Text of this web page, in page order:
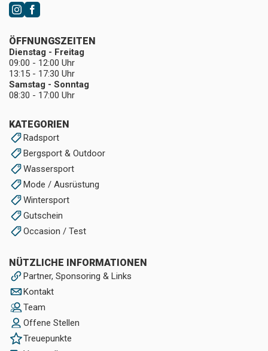
KATEGORIEN
Radsport
Bergsport & Outdoor
Wassersport
Mode / Ausrüstung
Wintersport
Gutschein
Occasion / Test
NÜTZLICHE INFORMATIONEN
Partner, Sponsoring & Links
Kontakt
Team
Offene Stellen
Treuepunkte
ÖFFNUNGSZEITEN
Dienstag - Freitag
09:00 - 12:00 Uhr
13:15 - 17:30 Uhr
Samstag - Sonntag
08:30 - 17:00 Uhr